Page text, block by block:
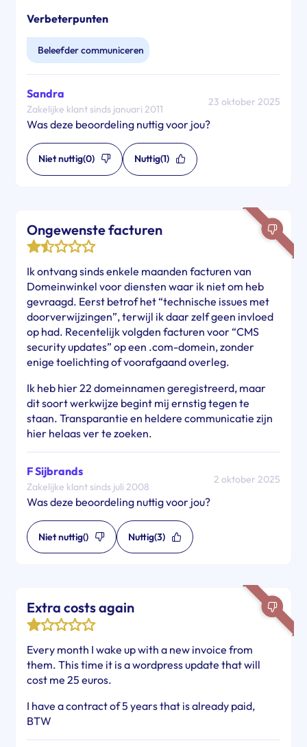
Verbeterpunten
Beleefder communiceren
Sandra
Zakelijke klant sinds januari 2011
23 oktober 2025
Was deze beoordeling nuttig voor jou?
Niet nuttig(0) Nuttig(1)
Ongewenste facturen
Ik ontvang sinds enkele maanden facturen van
Domeinwinkel voor diensten waar ik niet om heb
gevraagd. Eerst betrof het “technische issues met
doorverwijzingen”, terwijl ik daar zelf geen invloed
op had. Recentelijk volgden facturen voor “CMS
security updates” op een .com-domein, zonder
enige toelichting of voorafgaand overleg.
Ik heb hier 22 domeinnamen geregistreerd, maar
dit soort werkwijze begint mij ernstig tegen te
staan. Transparantie en heldere communicatie zijn
hier helaas ver te zoeken.
F Sijbrands
Zakelijke klant sinds juli 2008
2 oktober 2025
Was deze beoordeling nuttig voor jou?
Niet nuttig() Nuttig(3)
Extra costs again
Every month I wake up with a new invoice from
them. This time it is a wordpress update that will
cost me 25 euros.
I have a contract of 5 years that is already paid,
BTW